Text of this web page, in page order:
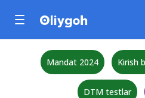
Mandat 2024 Kirish
DTM testlar